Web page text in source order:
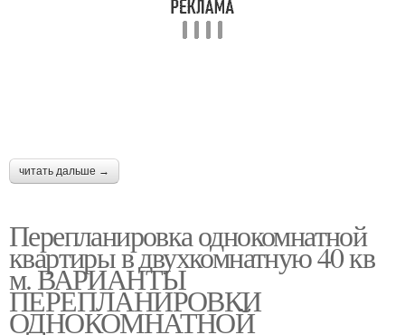
читать дальше →
Перепланировка однокомнатной
квартиры в двухкомнатную 40 кв
м. ВАРИАНТЫ
ПЕРЕПЛАНИРОВКИ
ОДНОКОМНАТНОЙ